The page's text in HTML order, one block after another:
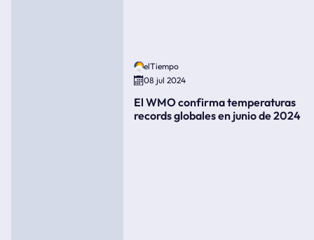
elTiempo
08 jul 2024
El WMO confirma temperaturas
records globales en junio de 2024